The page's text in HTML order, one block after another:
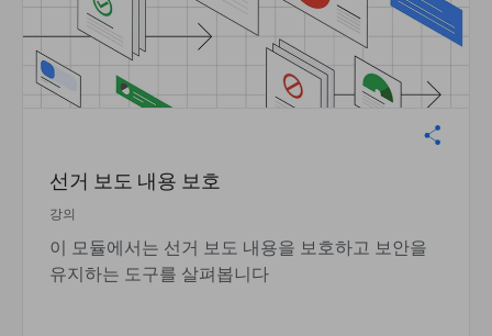
선거 보도 내용 보호
강의
이 모듈에서는 선거 보도 내용을 보호하고 보안을
유지하는 도구를 살펴봅니다